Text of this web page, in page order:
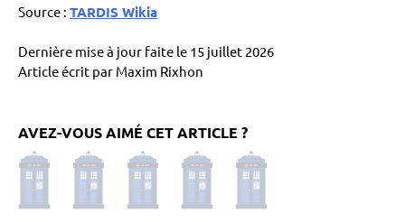
Source : TARDIS Wikia
Dernière mise à jour faite le 15 juillet 2026
Article écrit par Maxim Rixhon
AVEZ-VOUS AIMÉ CET ARTICLE ?